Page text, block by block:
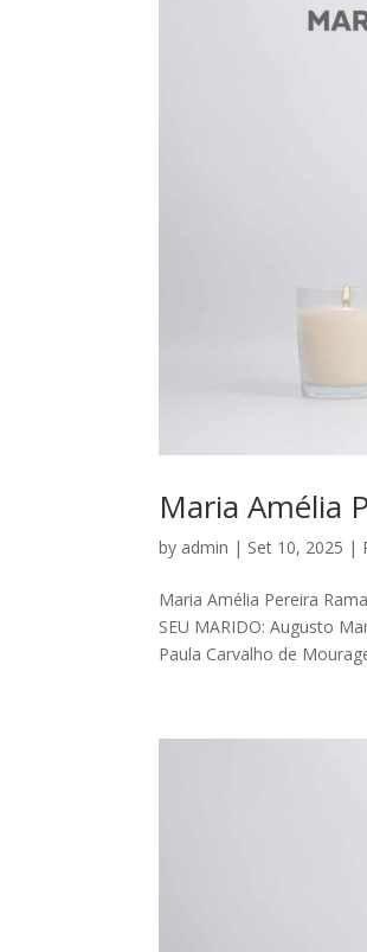
Maria Amélia
by admin | Set 10, 2025 |
Maria Amélia Pereira
SEU MARIDO: Augusto
Paula Carvalho de